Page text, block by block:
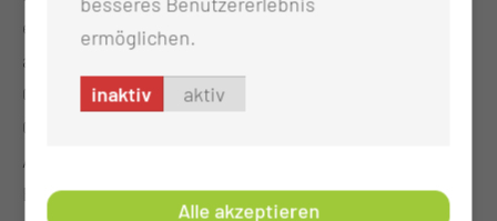
eines digital unterstützten Netzwerks von Akteuren
aus Gesundheit und Pflege in der Modellregion
Gesundheit Lausitz bilden. Neben der Stärkung der
Gesundheitsversorgung in der Lausitz und der
Ausbildung von Ärztinnen und Ärzten für
Brandenburg soll mit der Forschung rund um die
ermöglichen.
inaktiv aktiv
Alle akzeptieren